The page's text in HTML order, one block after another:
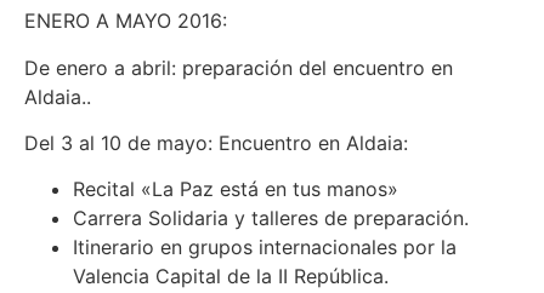
ENERO A MAYO 2016:
De enero a abril: preparación del encuentro en
Aldaia..
Del 3 al 10 de mayo: Encuentro en Aldaia:
Recital «La Paz está en tus manos»
Carrera Solidaria y talleres de preparación.
Itinerario en grupos internacionales por la
Valencia Capital de la II República.